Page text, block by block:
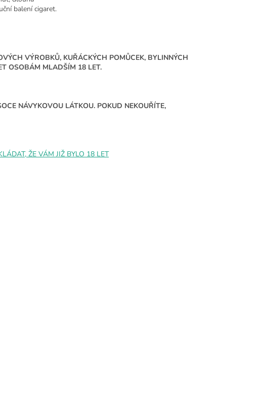
balení cigaret.
VÝROBKŮ, KUŘÁCKÝCH POMŮCEK, BYLINNÝCH
OSOBÁM MLADŠÍM 18 LET.
NÁVYKOVOU LÁTKOU. POKUD NEKOUŘÍTE,
ŽE VÁM JIŽ BYLO 18 LET